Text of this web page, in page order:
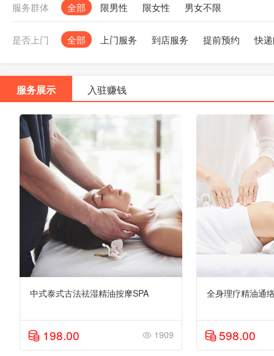
服务群体 全部 限男性 限女性 男女不限
是否上门 全部 上门服务 到店服务 提前预约 快
服务展示 入驻赚钱
中式泰式古法祛湿精油按摩SPA
198.00 1909
全身理疗精油通
598.00